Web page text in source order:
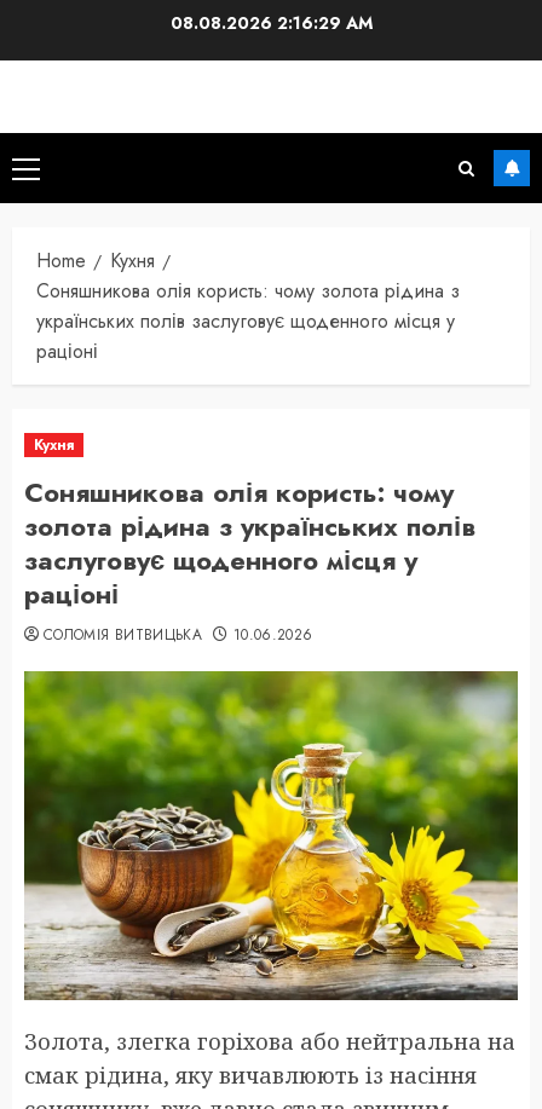
08.08.2026 2:16:30 AM
Primary
Menu
Home
Кухня
Соняшникова олія користь: чому золота рідина з
українських полів заслуговує щоденного місця у
раціоні
Кухня
Соняшникова олія користь: чому
золота рідина з українських полів
заслуговує щоденного місця у
раціоні
СОЛОМІЯ ВИТВИЦЬКА 10.06.2026
Золота, злегка горіхова або нейтральна на
смак рідина, яку вичавлюють із насіння